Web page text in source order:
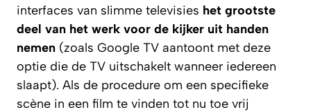
interfaces van slimme televisies het grootste
deel van het werk voor de kijker uit handen
nemen (zoals Google TV aantoont met deze
optie die de TV uitschakelt wanneer iedereen
slaapt). Als de procedure om een specifieke
scène in een film te vinden tot nu toe vrij